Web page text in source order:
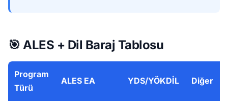
🎯 ALES + Dil Baraj Tablosu
Program
Türü
ALES EA YDS/YÖKDİL Diğer